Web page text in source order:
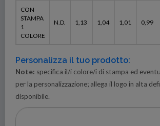
CON
STAMPA
1
COLORE
N.D. 1,13 1,04 1,01 0,99
Personalizza il tuo prodotto:
Note: specifica il/i colore/i di stampa ed
per la personalizzazione; allega il logo in alta
disponibile.